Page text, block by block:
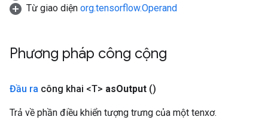
Từ giao diện org.tensorflow.Operand
Phương pháp công cộng
Đầu ra công khai <T> asOutput ()
Trả về phần điều khiển tượng trưng của một tenxơ.